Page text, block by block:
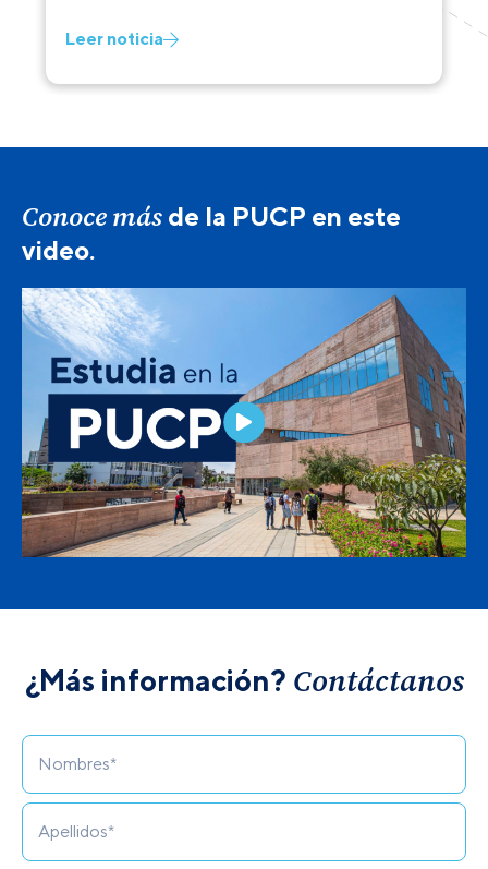
Leer noticia
Conoce más de la PUCP en este
video.
¿Más información? Contáctanos